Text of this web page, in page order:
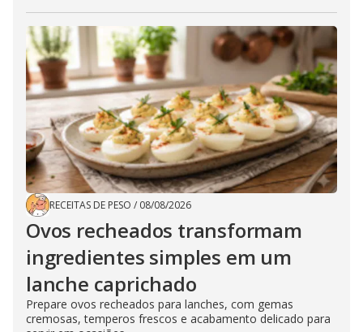
RECEITAS DE PESO / 08/08/2026
Ovos recheados transformam
ingredientes simples em um
lanche caprichado
Prepare ovos recheados para lanches, com gemas
cremosas, temperos frescos e acabamento delicado para